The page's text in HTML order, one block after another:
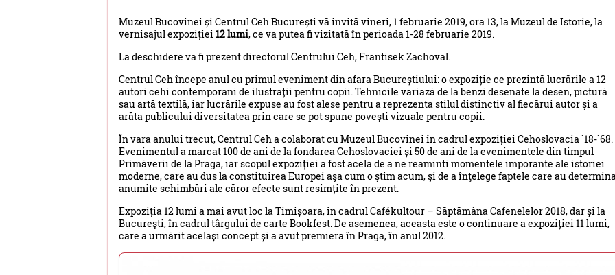
stiri
si
din
Suceava
Muzeul Bucovinei și Centrul Ceh București vă invită vineri, 1 februarie 2019, ora 13, la Muzeul de Istorie, la
vernisajul expoziției12 lumi, ce va putea fi vizitată în perioada 1-28 februarie 2019.
La deschidere va fi prezent directorul Centrului Ceh, Frantisek Zachoval.
Centrul Ceh începe anul cu primul eveniment din afara Bucureștiului: o expoziție ce prezintă lucrările a 12
autori cehi contemporani de ilustrații pentru copii. Tehnicile variază de la benzi desenate la desen, pictură
sau artă textilă, iar lucrările expuse au fost alese pentru a reprezenta stilul distinctiv al fiecărui autor şi a
arăta publicului diversitatea prin care se pot spune poveşti vizuale pentru copii.
În vara anului trecut, Centrul Ceh a colaborat cu Muzeul Bucovinei în cadrul expoziției Cehoslovacia `18-`68.
Evenimentul a marcat 100 de ani de la fondarea Cehoslovaciei și 50 de ani de la evenimentele din timpul
Primăverii de la Praga, iar scopul expoziției a fost acela de a ne reaminti momentele imporante ale istoriei
moderne, care au dus la constituirea Europei aşa cum o ştim acum, şi de a înţelege faptele care au
anumite schimbări ale căror efecte sunt resimțite în prezent.
Expoziția 12 lumi a mai avut loc la Timișoara, în cadrul Cafékultour – Săptămâna Cafenelelor 2018, dar și la
Bucureşti, în cadrul târgului de carte Bookfest. De asemenea, aceasta este o continuare a expoziției 11 lumi,
care a urmărit același concept și a avut premiera în Praga, în anul 2012.